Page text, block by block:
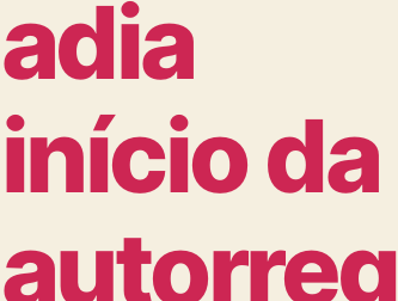
adia
início da
autorreg